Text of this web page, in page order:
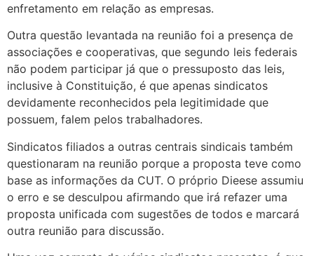
enfretamento em relação as empresas.
Outra questão levantada na reunião foi a presença de
associações e cooperativas, que segundo leis federais
não podem participar já que o pressuposto das leis,
inclusive à Constituição, é que apenas sindicatos
devidamente reconhecidos pela legitimidade que
possuem, falem pelos trabalhadores.
Sindicatos filiados a outras centrais sindicais também
questionaram na reunião porque a proposta teve como
base as informações da CUT. O próprio Dieese assumiu
o erro e se desculpou afirmando que irá refazer uma
proposta unificada com sugestões de todos e marcará
outra reunião para discussão.